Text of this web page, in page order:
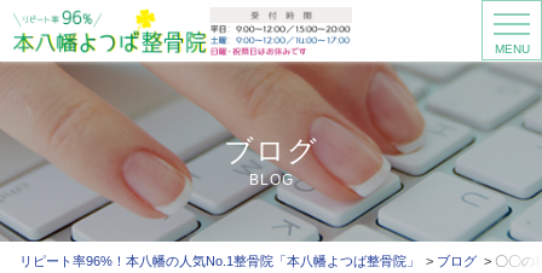
MENU
ブログ
BLOG
リピート率96%！本八幡の人気No.1整骨院「本八幡よつば整骨院」 ブログ 〇〇の